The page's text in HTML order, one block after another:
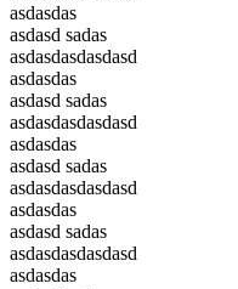
asdasdas
asdasd sadas
asdasdasdasdasd
asdasdas
asdasd sadas
asdasdasdasdasd
asdasdas
asdasd sadas
asdasdasdasdasd
asdasdas
asdasd sadas
asdasdasdasdasd
asdasdas